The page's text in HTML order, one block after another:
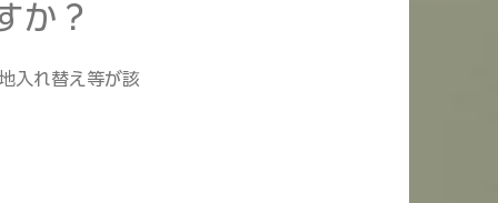
か？
入れ替え等が該